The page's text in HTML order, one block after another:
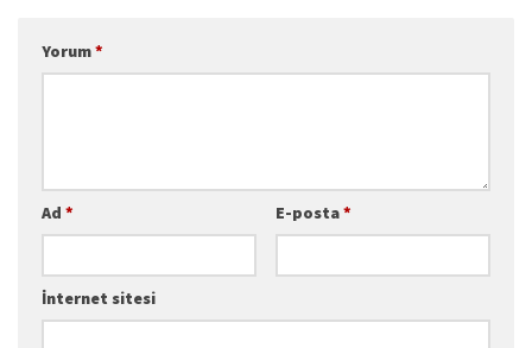
Yorum*
Ad * E-posta*
İnternet sitesi